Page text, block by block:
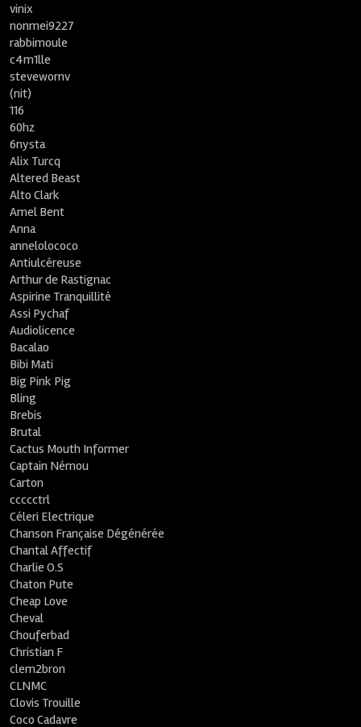
vinix
nonmei9227
rabbimoule
c4m1lle
stevewornv
(nit)
116
60hz
6nysta
Alix Turcq
Altered Beast
Alto Clark
Amel Bent
Anna
annelolococo
Antiulcéreuse
Arthur de Rastignac
Aspirine Tranquillité
Assi Pychaf
Audiolicence
Bacalao
Bibi Mati
Big Pink Pig
Bling
Brebis
Brutal
Cactus Mouth Informer
Captain Némou
Carton
ccccctrl
Céleri Electrique
Chanson Française Dégénérée
Chantal Affectif
Charlie O.S
Chaton Pute
Cheap Love
Cheval
Chouferbad
Christian F
clem2bron
CLNMC
Clovis Trouille
Coco Cadavre